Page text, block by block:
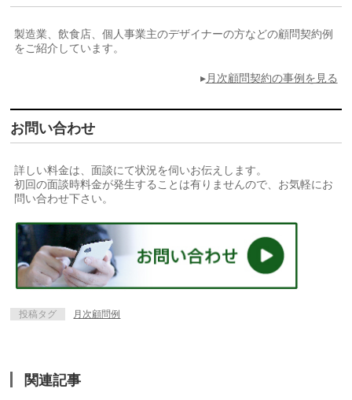
製造業、飲食店、個人事業主のデザイナーの方などの顧問契約例
をご紹介しています。
▸月次顧問契約の事例を見る
お問い合わせ
詳しい料金は、面談にて状況を伺いお伝えします。
初回の面談時料金が発生することは有りませんので、お気軽にお
問い合わせ下さい。
投稿タグ 月次顧問例
関連記事